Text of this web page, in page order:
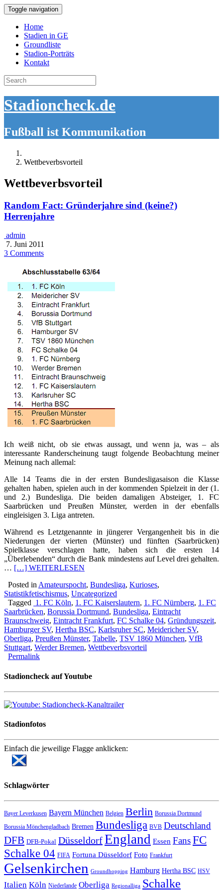
Toggle navigation
Home
Stadien in GE
Groundliste
Stadion-Porträts
Kontakt
Search
for:
Stadioncheck.de
Fußball ist Kommunikation
Wettbeverbsvorteil
Wettbeverbsvorteil
Random Fact: Gründerjahre sind (keine?)
Herrenjahre
admin
7. Juni 2011
3 Comments
Ich weiß nicht, ob sie etwas aussagt, und wenn ja, was – als
interessante Randerscheinung taugt folgende Beobachtung meiner
Meinung nach allemal:
Alle 14 Teams die in der ersten Bundesligasaison die Klasse
gehalten haben, spielen auch in der kommenden Spielzeit in der (1.
und 2.) Bundesliga. Die beiden damaligen Absteiger, 1. FC
Saarbrücken und Preußen Münster, werden in der ebenfalls
eingleisigen 3. Liga antreten.
Während es Letztgenannte in jüngerer Vergangenheit bis in die
Niederungen der vierten (Münster) und fünften (Saarbrücken)
Spielklasse verschlagen hatte, haben sich die ersten 14
„Überlebenden“ durch die Bank mindestens auf Level drei gehalten.
… […] WEITERLESEN
Posted in Amateurspocht, Bundesliga, Kurioses,
Statistikfetischismus, Uncategorized
Tagged 1. FC Köln, 1. FC Kaiserslautern, 1. FC Nürnberg, 1. FC
Saarbrücken, Borussia Dortmund, Bundesliga, Eintracht
Braunschweig, Eintracht Frankfurt, FC Schalke 04, Gründungszeit,
Hamburger SV, Hertha BSC, Karlsruher SC, Meidericher SV,
Oberliga, Preußen Münster, Tabelle, TSV 1860 München, VfB
Stuttgart, Werder Bremen, Wettbeverbsvorteil
Permalink
Stadioncheck auf Youtube
Stadionfotos
Einfach die jeweilige Flagge anklicken:
Schlagwörter
Bayer Leverkusen Bayern München Belgien Berlin Borussia Dortmund
Borussia Mönchengladbach Bremen Bundesliga BVB Deutschland
DFB DFB-Pokal DüsseldorfEngland Essen FansFC
Schalke 04 FIFA Fortuna Düsseldorf Foto Frankfurt
Gelsenkirchen Groundhopping Hamburg Hertha BSC HSV
Italien Köln Niederlande Oberliga Regionalliga Schalke